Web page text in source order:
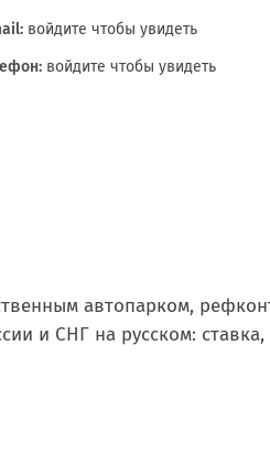
войдите чтобы увидеть
войдите чтобы увидеть
автопарком,
и СНГ на русском: